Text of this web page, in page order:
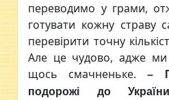
переводимо у грами,
готувати кожну страву
перевірити точну
Але це чудово, адже ми
щось смачненьке.–
подорожі до